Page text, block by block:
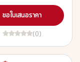
ขอใบเสนอราคา
(0)